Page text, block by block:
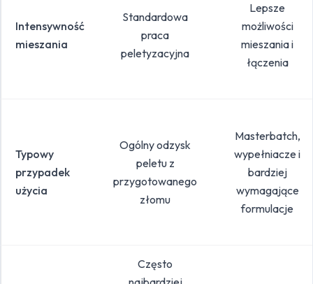
Intensywność
mieszania
Standardowa
praca
peletyzacyjna
Lepsze
możliwości
mieszania i
łączenia
Typowy
przypadek
użycia
Ogólny odzysk
peletu z
przygotowanego
złomu
Masterbatch,
wypełniacze i
bardziej
wymagające
formulacje
Często